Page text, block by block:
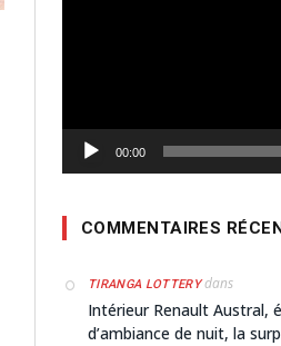
00:00
COMMENTAIRES
TIRANGA LOTTERYdans
Intérieur Renault Austral,
d’ambiance de nuit, la